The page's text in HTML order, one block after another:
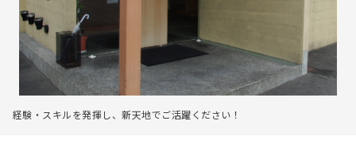
経験・スキルを発揮し、新天地でご活躍ください！